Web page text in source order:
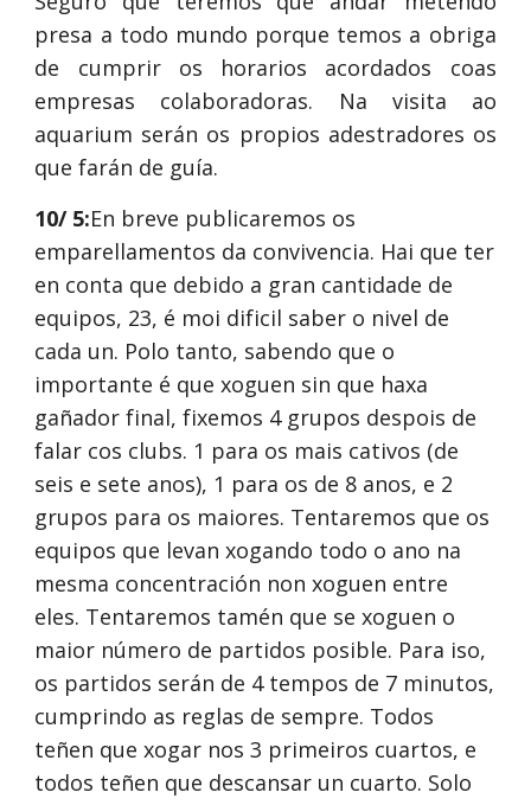
presa a todo mundo porque temos a obriga
de cumprir os horarios acordados coas
empresas colaboradoras. Na visita ao
aquarium serán os propios adestradores os
que farán de guía.
10/ 5:En breve publicaremos os
emparellamentos da convivencia. Hai que ter
en conta que debido a gran cantidade de
equipos, 23, é moi dificil saber o nivel de
cada un. Polo tanto, sabendo que o
importante é que xoguen sin que haxa
gañador final, fixemos 4 grupos despois de
falar cos clubs. 1 para os mais cativos (de
seis e sete anos), 1 para os de 8 anos, e 2
grupos para os maiores. Tentaremos que os
equipos que levan xogando todo o ano na
mesma concentración non xoguen entre
eles. Tentaremos tamén que se xoguen o
maior número de partidos posible. Para iso,
os partidos serán de 4 tempos de 7 minutos,
cumprindo as reglas de sempre. Todos
teñen que xogar nos 3 primeiros cuartos, e
todos teñen que descansar un cuarto. Solo